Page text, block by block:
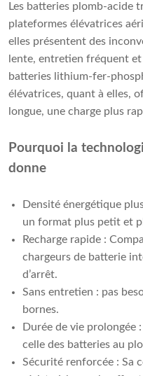
Les batteries plomb-acide
plateformes élévatrices
elles présentent des
lente, entretien fréquent
batteries lithium-fer-
élévatrices, quant à elles,
longue, une charge plus
Pourquoi la
donne
Densité énergétique
un format plus petit et
Recharge rapide :
chargeurs de batterie
d’arrêt.
Sans entretien : pas
bornes.
Durée de vie prolongée
celle des batteries au
Sécurité renforcée : Sa